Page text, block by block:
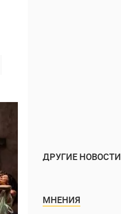
ДРУГИЕ НОВОСТИ
МНЕНИЯ